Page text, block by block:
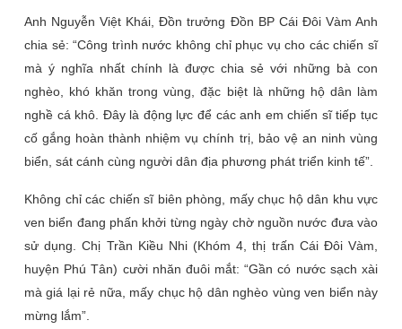
Anh Nguyễn Việt Khái, Đồn trưởng Đồn BP Cái Đôi Vàm Anh
chia sẻ: “Công trình nước không chỉ phục vụ cho các chiến sĩ
mà ý nghĩa nhất chính là được chia sẻ với những bà con
nghèo, khó khăn trong vùng, đặc biệt là những hộ dân làm
nghề cá khô. Đây là động lực để các anh em chiến sĩ tiếp tục
cố gắng hoàn thành nhiệm vụ chính trị, bảo vệ an ninh vùng
biển, sát cánh cùng người dân địa phương phát triển kinh tế”.
Không chỉ các chiến sĩ biên phòng, mấy chục hộ dân khu vực
ven biển đang phấn khởi từng ngày chờ nguồn nước đưa vào
sử dụng. Chị Trần Kiều Nhi (Khóm 4, thị trấn Cái Đôi Vàm,
huyện Phú Tân) cười nhăn đuôi mắt: “Gần có nước sạch xài
mà giá lại rẻ nữa, mấy chục hộ dân nghèo vùng ven biển này
mừng lắm”.